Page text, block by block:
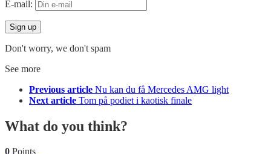
E-mail:
Don't worry, we don't spam
See more
Previous article Nu kan du få Mercedes AMG light
Next article Tom på podiet i kaotisk finale
What do you think?
0 Points